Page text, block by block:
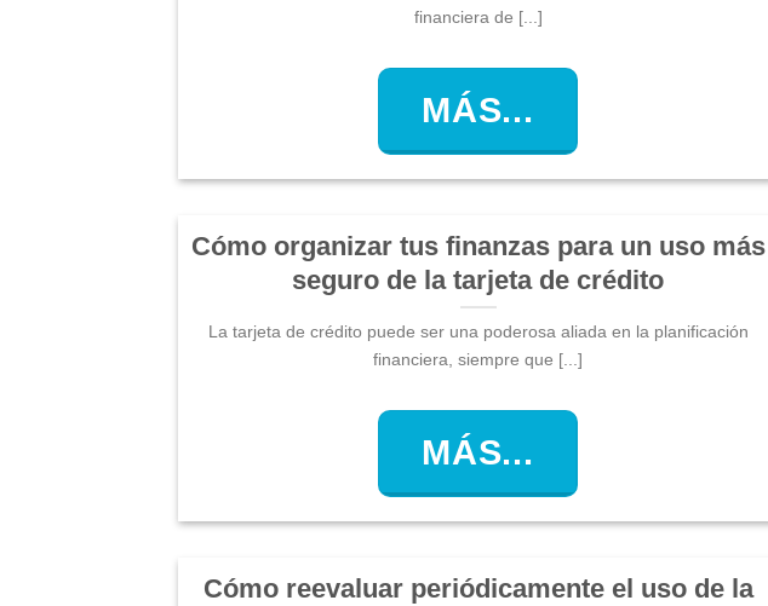
financiera de [...]
MÁS...
Cómo organizar tus finanzas para un uso más
seguro de la tarjeta de crédito
La tarjeta de crédito puede ser una poderosa aliada en la planificación
financiera, siempre que [...]
MÁS...
Cómo reevaluar periódicamente el uso de la